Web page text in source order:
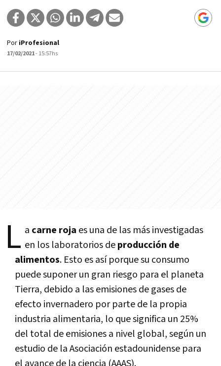
Por iProfesional
17/02/2021- 15:57hs
L a carne roja es una de las más investigadas
en los laboratorios deproducción de
alimentos. Esto es así porque su consumo
puede suponer un gran riesgo para el planeta
Tierra, debido a las emisiones de gases de
efecto invernadero por parte de la propia
industria alimentaria, lo que significa un 25%
del total de emisiones a nivel global, según un
estudio de la Asociación estadounidense para